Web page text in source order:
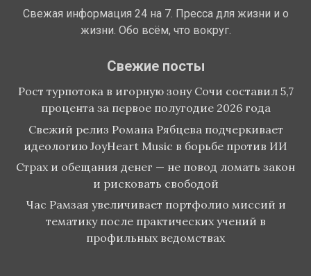
Свежая информация 24 на 7. Пресса для жизни и о
жизни. Обо всём, что вокруг.
Свежие посты
Рост турпотока в игорную зону Сочи составил 5,7
процента за первое полугодие 2026 года
Свежий релиз Романа Рябцева подчеркивает
идеологию JoyHeart Music в борьбе против ИИ
Страх и обещания денег — не повод ломать закон
и рисковать свободой
Час Рамзая увеличивает портфолио миссий и
тематику после практических учений в
профильных ведомствах